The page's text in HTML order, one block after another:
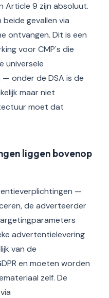
Article 9 zijn absoluut.
beide gevallen via
ontvangen. Dit is een
voor CMP's die
universele
onder de DSA is de
maar niet
moet dat
liggen bovenop
—
de adverteerder
advertentielevering
van de
en moeten worden
zelf. De